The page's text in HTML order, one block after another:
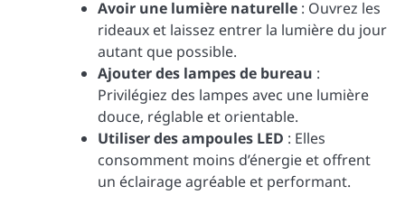
Avoir une lumière naturelle : Ouvrez les
rideaux et laissez entrer la lumière du jour
autant que possible.
Ajouter des lampes de bureau :
Privilégiez des lampes avec une lumière
douce, réglable et orientable.
Utiliser des ampoules LED : Elles
consomment moins d’énergie et offrent
un éclairage agréable et performant.